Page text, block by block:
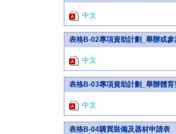
中文
表格B-02專項資助計劃_舉辦或
中文
表格B-03專項資助計劃_舉辦體
中文
表格B-04購買裝備及器材申請表